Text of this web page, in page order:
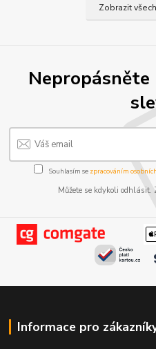
Zobrazit
Nepropásněte
Souhlasím se zpracováním
Můžete se kdykoli
Informace pro